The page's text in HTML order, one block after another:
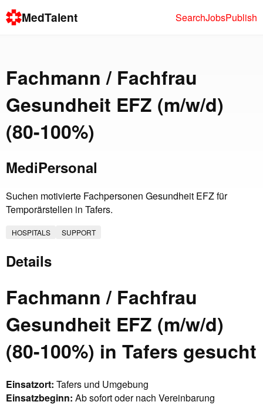
MedTalent SearchJobsPublish
Fachmann / Fachfrau
Gesundheit EFZ (m/w/d)
(80-100%)
MediPersonal
Suchen motivierte Fachpersonen Gesundheit EFZ für
Temporärstellen in Tafers.
HOSPITALS SUPPORT
Details
Fachmann / Fachfrau
Gesundheit EFZ (m/w/d)
(80-100%) in Tafers gesucht
Einsatzort: Tafers und Umgebung
Einsatzbeginn: Ab sofort oder nach Vereinbarung